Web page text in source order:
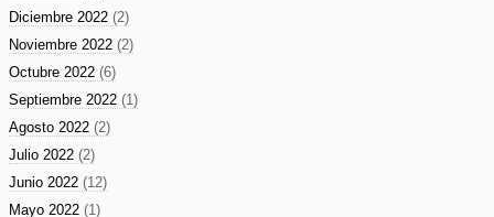
Diciembre 2022 (2)
Noviembre 2022 (2)
Octubre 2022 (6)
Septiembre 2022 (1)
Agosto 2022 (2)
Julio 2022 (2)
Junio 2022 (12)
Mayo 2022 (1)